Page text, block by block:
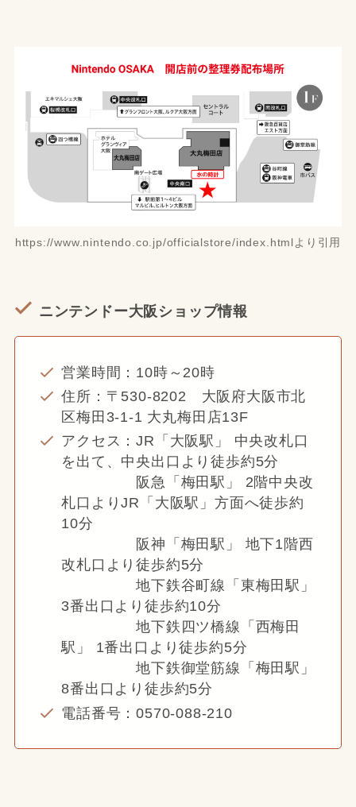
https://www.nintendo.co.jp/officialstore/index.htmlより引用
ニンテンドー大阪ショップ情報
営業時間：10時～20時
住所：〒530-8202 大阪府大阪市北
区梅田3-1-1 大丸梅田店13F
アクセス：JR「大阪駅」 中央改札口
を出て、中央出口より徒歩約5分
阪急「梅田駅」 2階中央改
札口よりJR「大阪駅」方面へ徒歩約
10分
阪神「梅田駅」 地下1階西
改札口より徒歩約5分
地下鉄谷町線「東梅田駅」
3番出口より徒歩約10分
地下鉄四ツ橋線「西梅田
駅」 1番出口より徒歩約5分
地下鉄御堂筋線「梅田駅」
8番出口より徒歩約5分
電話番号：0570-088-210